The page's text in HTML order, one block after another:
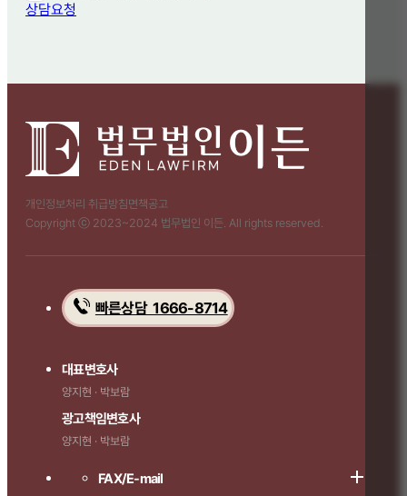
상담요청
개인정보처리 취급방침 면책공고
Copyright ⓒ 2023~2024 법무법인 이든. All rights reserved.
빠른상담 1666-8714
대표변호사
양지현 · 박보람
광고책임변호사
양지현 · 박보람
FAX/E-mail